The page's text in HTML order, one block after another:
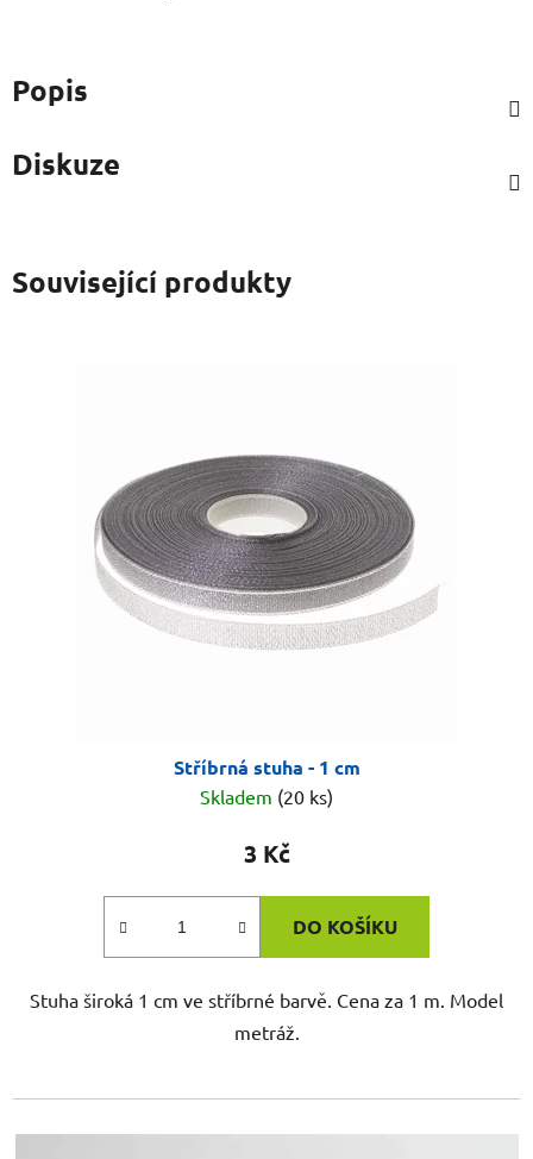
Popis
Diskuze
Související produkty
Stříbrná stuha - 1 cm
Skladem (20 ks)
3 Kč
DO KOŠÍKU
Stuha široká 1 cm ve stříbrné barvě. Cena za 1 m. Model
metráž.